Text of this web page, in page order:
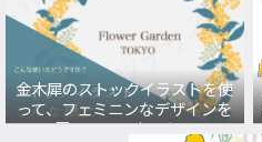
金木犀のストックイラストを使
って、フェミニンなデザインを
展開してみました。